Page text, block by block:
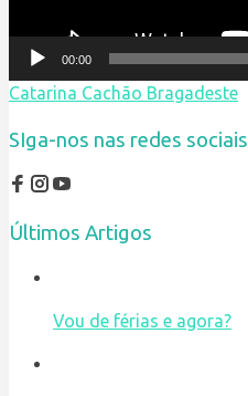
00:00
Catarina Cachão Bragadeste
SIga-nos nas redes sociais
Últimos Artigos
Vou de férias e agora?